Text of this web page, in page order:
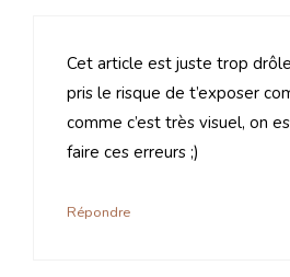
Cet article est juste trop drôle
pris le risque de t’exposer
comme c’est très visuel, on
faire ces erreurs ;)
Répondre